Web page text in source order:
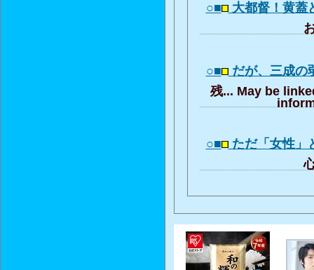
○■ 大都督！黄
○■ だが、三成
残... May be
○■ ただ「女性